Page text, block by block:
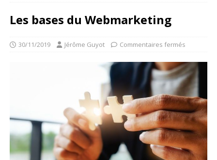
Les bases du Webmarketing
30/11/2019 Jérôme Guyot Commentaires fermés